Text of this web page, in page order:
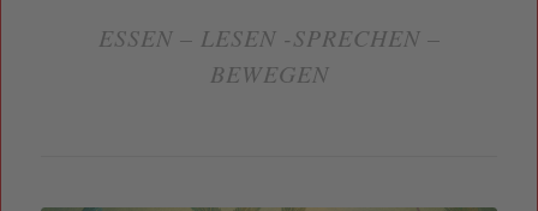
ESSEN – LESEN -SPRECHEN –
BEWEGEN